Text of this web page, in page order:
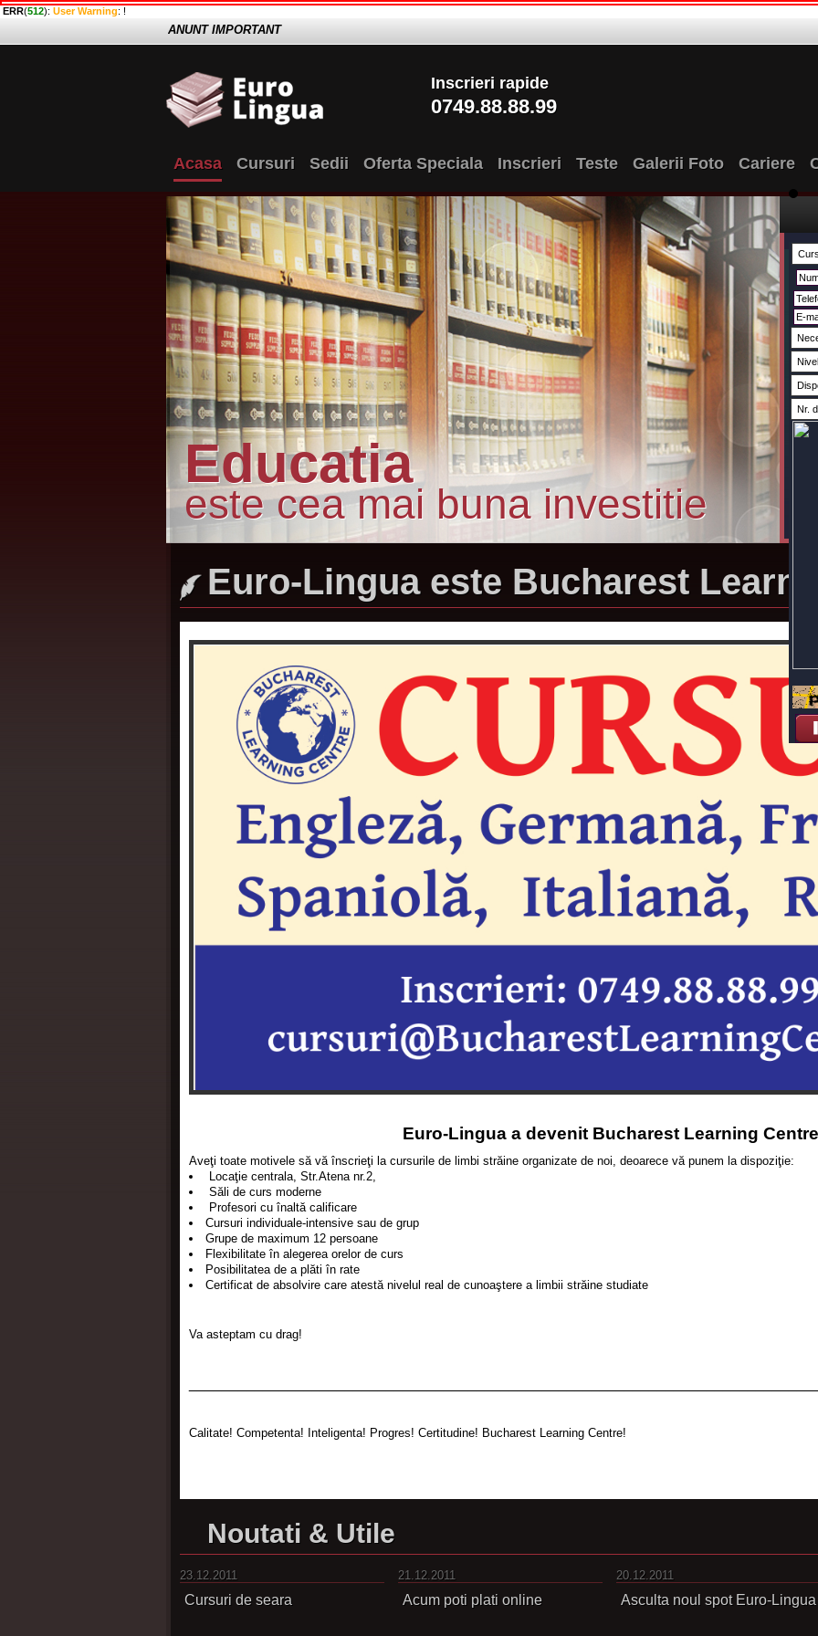
ERR(512): User Warning: !
ANUNT IMPORTANT
Inscrieri rapide
0749.88.88.99
Acasa Cursuri Sedii Oferta Speciala Inscrieri Teste Galerii Foto Cariere
Educatia
este cea mai buna investitie
Euro-Lingua este Bucharest
Euro-Lingua a devenit Bucharest Learning
Aveţi toate motivele să vă înscrieţi la cursurile de limbi străine organizate de noi, deoarece vă punem la dispoziţie:
Locaţie centrala, Str.Atena nr.2,
Săli de curs moderne
Profesori cu înaltă calificare
Cursuri individuale-intensive sau de grup
Grupe de maximum 12 persoane
Flexibilitate în alegerea orelor de curs
Posibilitatea de a plăti în rate
Certificat de absolvire care atestă nivelul real de cunoaştere a limbii străine studiate
Va asteptam cu drag!
Calitate! Competenta! Inteligenta! Progres! Certitudine! Bucharest Learning Centre!
Noutati & Utile
23.12.2011
Cursuri de seara
21.12.2011
Acum poti plati online
20.12.2011
Asculta noul spot Euro-Lingua